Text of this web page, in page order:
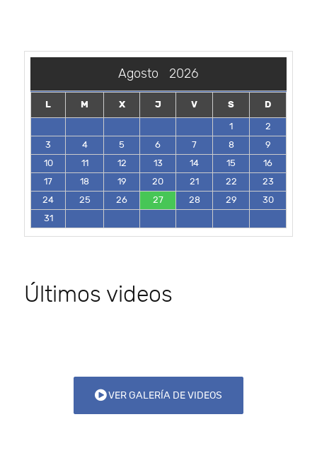
Agosto 2026
L M X J V S
D
1
2
3
4 5 6 7 8
9
10
11 12 13 14 15
16
17
18 19 20 21 22
23
24
25 26 27 28 29
30
31
Últimos videos
VER GALERÍA DE VIDEOS